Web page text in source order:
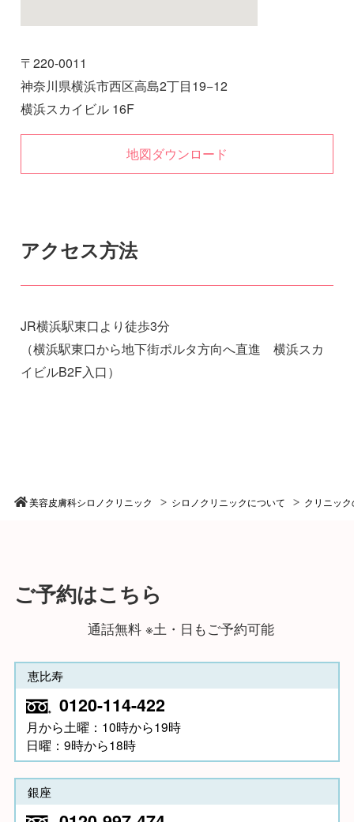
〒220-0011
神奈川県横浜市西区高島2丁目19−12
横浜スカイビル 16F
地図ダウンロード
アクセス方法
JR横浜駅東口より徒歩3分
（横浜駅東口から地下街ポルタ方向へ直進 横浜スカ
イビルB2F入口）
美容皮膚科シロノクリニック シロノクリニックについて クリニッ
ご予約はこちら
通話無料 ※土・日もご予約可能
恵比寿
0120-114-422
月から土曜：10時から19時
日曜：9時から18時
銀座